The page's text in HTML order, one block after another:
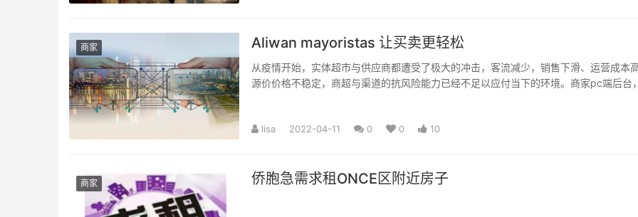
商家 Aliwan mayoristas 让买卖更轻松
从疫情开始，实体超市与供应商都遭受了极大的冲击，客流减少，销售下滑、运营成本
源价价格不稳定，商超与渠道的抗风险能力已经不足以应付当下的环境。商家pc端后台
lisa 2022-04-11 0 0 10
商家 侨胞急需求租ONCE区附近房子